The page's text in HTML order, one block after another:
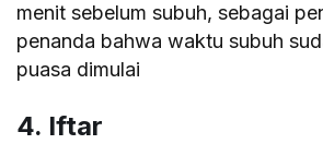
menit sebelum subuh, sebagai
penanda bahwa waktu subuh
puasa dimulai
4. Iftar